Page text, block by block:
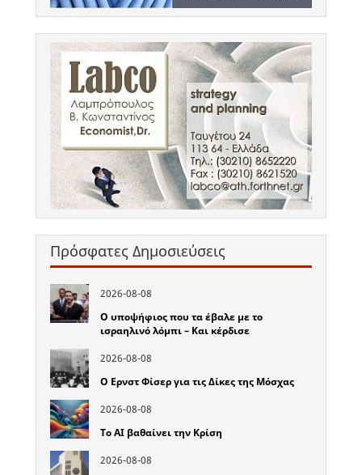
Πρόσφατες Δημοσιεύσεις
2026-08-08
Ο υποψήφιος που τα έβαλε με το
ισραηλινό λόμπι – Και κέρδισε
2026-08-08
Ο Ερνστ Φίσερ για τις Δίκες της Μόσχας
2026-08-08
Το ΑΙ βαθαίνει την Κρίση
2026-08-08